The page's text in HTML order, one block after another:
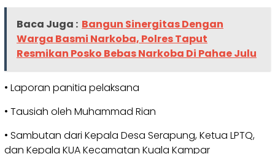
Baca Juga : Bangun Sinergitas Dengan
Warga Basmi Narkoba, Polres Taput
Resmikan Posko Bebas Narkoba Di Pahae Julu
• Laporan panitia pelaksana
• Tausiah oleh Muhammad Rian
• Sambutan dari Kepala Desa Serapung, Ketua LPTQ,
dan Kepala KUA Kecamatan Kuala Kampar